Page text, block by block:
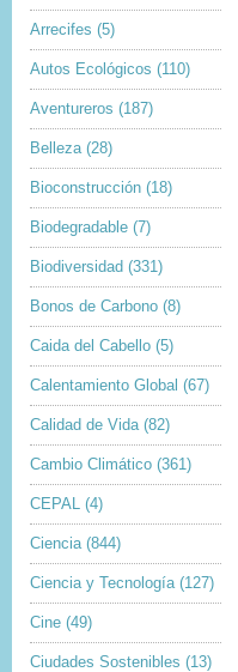
Arrecifes (5)
Autos Ecológicos (110)
Aventureros (187)
Belleza (28)
Bioconstrucción (18)
Biodegradable (7)
Biodiversidad (331)
Bonos de Carbono (8)
Caida del Cabello (5)
Calentamiento Global (67)
Calidad de Vida (82)
Cambio Climático (361)
CEPAL (4)
Ciencia (844)
Ciencia y Tecnología (127)
Cine (49)
Ciudades Sostenibles (13)